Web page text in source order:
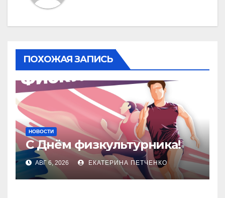
ПОХОЖАЯ ЗАПИСЬ
НОВОСТИ
С Днём физкультурника!
АВГ 6, 2026 ЕКАТЕРИНА ПЕТЧЕНКО